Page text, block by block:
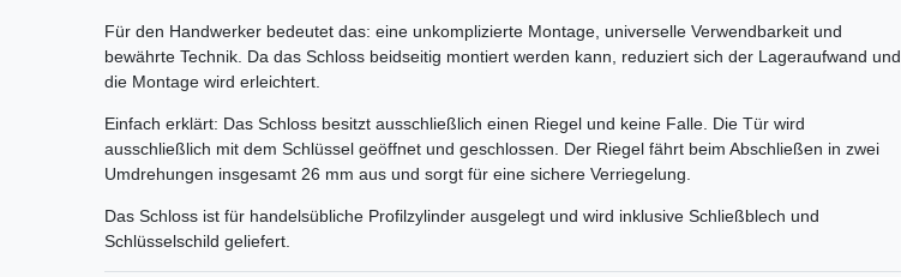
Für den Handwerker bedeutet das: eine unkomplizierte Montage, universelle Verwendbarkeit und
bewährte Technik. Da das Schloss beidseitig montiert werden kann, reduziert sich der Lageraufwand und
die Montage wird erleichtert.
Einfach erklärt: Das Schloss besitzt ausschließlich einen Riegel und keine Falle. Die Tür wird
ausschließlich mit dem Schlüssel geöffnet und geschlossen. Der Riegel fährt beim Abschließen in zwei
Umdrehungen insgesamt 26 mm aus und sorgt für eine sichere Verriegelung.
Das Schloss ist für handelsübliche Profilzylinder ausgelegt und wird inklusive Schließblech und
Schlüsselschild geliefert.